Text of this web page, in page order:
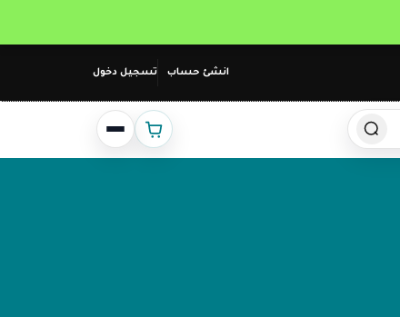
انشئ حساب تسجيل دخول